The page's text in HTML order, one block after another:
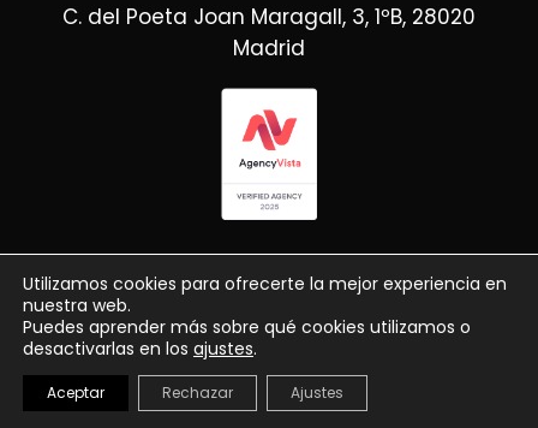
C. del Poeta Joan Maragall, 3, 1ºB, 28020
Madrid
© Copyright 3AW2026
Utilizamos cookies para ofrecerte la mejor experiencia en
nuestra web.
Puedes aprender más sobre qué cookies utilizamos o
desactivarlas en los ajustes.
Aceptar Rechazar Ajustes